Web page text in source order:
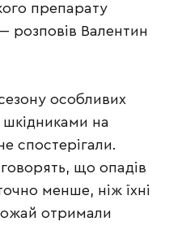
препарату
розповів Валентин
особливих
на
спостерігали.
що опадів
менше, ніж їхні
отримали